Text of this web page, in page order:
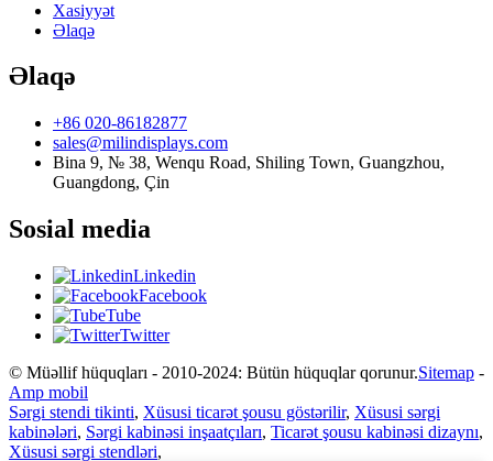
Xasiyyət
Əlaqə
Əlaqə
+86 020-86182877
sales@milindisplays.com
Bina 9, № 38, Wenqu Road, Shiling Town, Guangzhou,
Guangdong, Çin
Sosial media
Linkedin
Facebook
Tube
Twitter
© Müəllif hüquqları - 2010-2024: Bütün hüquqlar qorunur.Sitemap -
Amp mobil
Sərgi stendi tikinti, Xüsusi ticarət şousu göstərilir, Xüsusi sərgi
kabinələri, Sərgi kabinəsi inşaatçıları, Ticarət şousu kabinəsi dizaynı,
Xüsusi sərgi stendləri,